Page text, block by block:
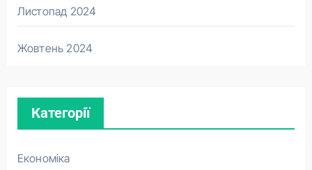
Листопад 2024
Жовтень 2024
Категорії
Економіка